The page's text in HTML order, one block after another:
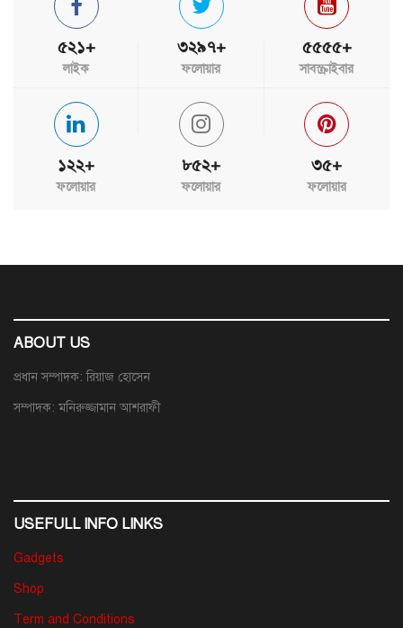
৫২১+
লাইক
৩২৯৭+
ফলোয়ার
৫৫৫৫+
সাবস্ক্রাইবার
১২২+
ফলোয়ার
৮৫২+
ফলোয়ার
৩৫+
ফলোয়ার
ABOUT US
প্রধান সম্পাদক: রিয়াজ হোসেন
সম্পাদক: মনিরুজ্জামান আশরাফী
USEFULL INFO LINKS
Gadgets
Shop
Term and Conditions